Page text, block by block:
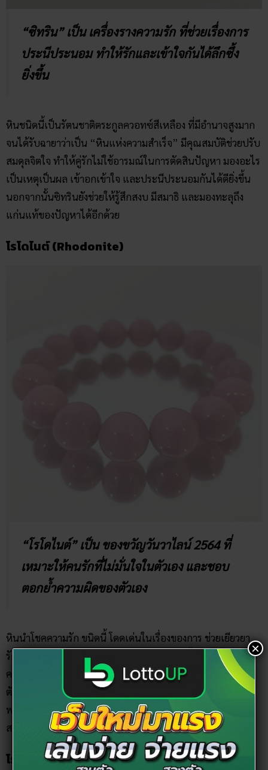
“ซิทริน” เป็น เครื่องรางความรัก ที่ช่วยเรื่องการ
ประนีประนอม ทำให้รักและเข้าใจกันได้ลึกซึ้ง
ยิ่งขึ้น
หินชนิดนี้เป็นรัตนชาติตระกูลควอทซ์สีเหลือง ที่มีอำนาจสูงมาก
จนได้รับฉายาว่าเป็น “หินแห่งความสำเร็จ” มีคุณสมบัติช่วยปรับ
สมดุลจิตใจ ทำให้คู่รักไม่ใช้อารมณ์ในการตัดสินปัญหา มองอะไร
เป็นเหตุเป็นผล เข้าอกเข้าใจ และประนีประนอมกันได้ดียิ่งขึ้น
นอกจากนั้นซิทรินยังช่วยให้รู้สึกสงบ มีสมาธิ และมองทะลุถึง
แก่นแท้ของปัญหาได้อีกด้วย
โรโดไนต์ (Rhodonite)
“โรโดไนต์” เป็น ของขวัญวันวาไลน์ 2564 ที่
เหมาะให้คนรักที่ไม่มั่นใจในตัวเอง และชอบ
ตอกย้ำความผิดของตัวเอง
หินนำโชคความรัก ขนิดนี้ โดดเด่นในเรื่องของการ ช่วยเยียวยา
รักษาแผลใจ จากการอกหัก ผิดหวังในรัก รวมทั้งยังช่วยเยียวยา
ความรู้สึกผิดในใจ เหมาะอย่างมากสำหรับคนที่คิดลบ ชอบโทษ
ตัวเอง ตำหนิตัวเอง โรโดไนต์ จะช่วยให้ความสงบในจิตใจ เสริม
พลังความรัก ปรับพลังทางเพศให้สมดุล และให้ความรักมีความ
สงบสุขอีกด้วย
โรโดโครไซต์ (Rhodocrosite)
×